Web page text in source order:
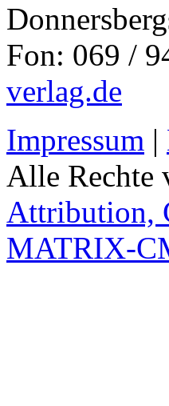
Fon: 069 /
verlag.de
Impressum |
Alle Rechte
Attribution,
MATRIX-